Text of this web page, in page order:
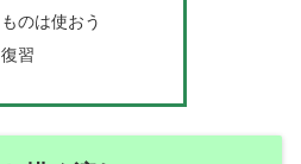
のは使おう
習